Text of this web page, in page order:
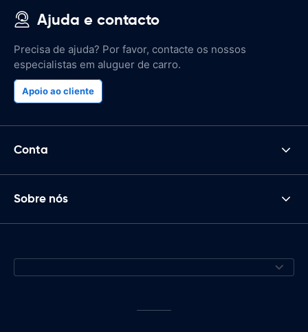
Ajuda e contacto
Precisa de ajuda? Por favor, contacte os nossos
especialistas em aluguer de carro.
Apoio ao cliente
Conta
Sobre nós